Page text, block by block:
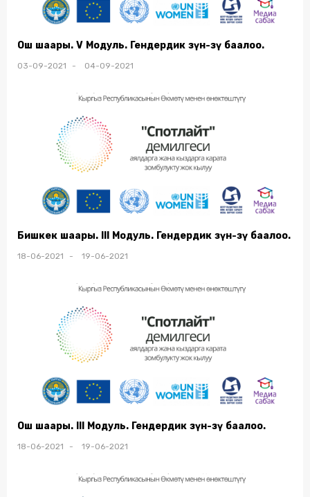
Ош шаары. V Модуль. Гендердик өзүн-өзү баалоо.
03-09-2021 - 04-09-2021
Бишкек шаары. III Модуль. Гендердик өзүн-өзү баалоо.
18-06-2021 - 19-06-2021
Ош шаары. III Модуль. Гендердик өзүн-өзү баалоо.
18-06-2021 - 19-06-2021